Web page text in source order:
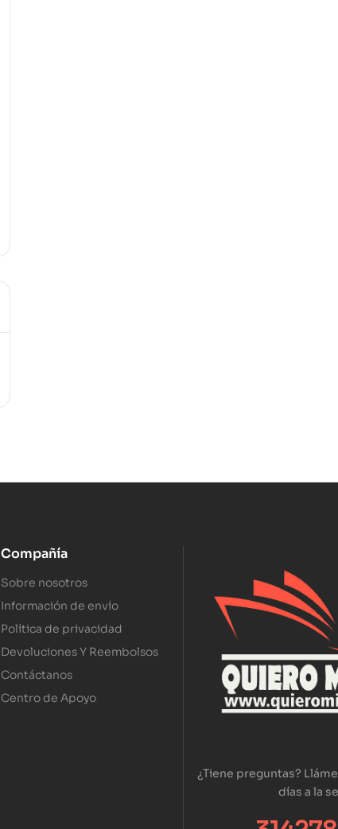
Compañía
Sobre nosotros
Información de envío
Política de privacidad
Devoluciones Y Reembolsos
Contáctanos
Centro de Apoyo
¿Tiene preguntas?
días a la